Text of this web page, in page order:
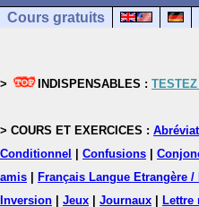
Cours gratuits
> INDISPENSABLES :
> COURS ET EXERCICES :
Conditionnel
Confusions
amis
Français Langue Etrangère
Inversion
Jeux Journaux Lettre